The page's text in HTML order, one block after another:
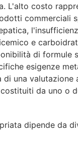
L'alto costo
commerciali
e
di formule
esigenze
una valutazione
da uno o
dipende da